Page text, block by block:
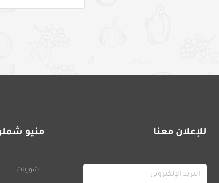
للإعلان معنا منيو
شوربات